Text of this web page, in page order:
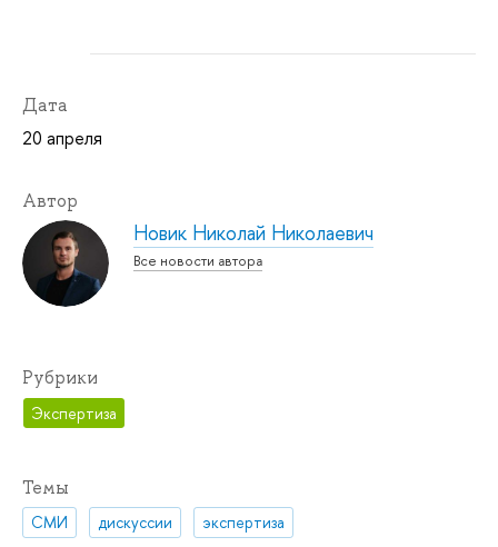
Дата
20 апреля
Автор
Новик Николай Николаевич
Все новости автора
Рубрики
Экспертиза
Темы
СМИ дискуссии экспертиза